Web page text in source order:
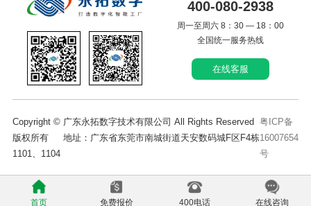
400-080-2938
周一至周六 8：30 — 18：00
全国统一服务热线
在线客服
Copyright © 广东永拓数字技术有限公司 All Rights Reserved
版权所有 地址：广东省东莞市南城街道天安数码城F区F4栋
1101、1104
粤ICP备
16007654
号
首页 免费报价 400电话 在线咨询